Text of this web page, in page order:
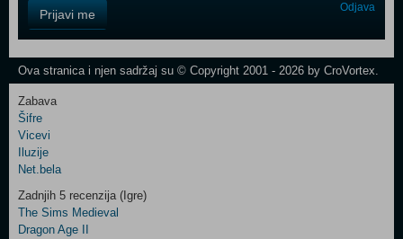
Field
One
Newsletter
Control
Field
Two
Newsletter
Prijavi me Odjava
Ova stranica i njen sadržaj su © Copyright 2001 - 2026 by CroVortex.
Zabava
Šifre
Vicevi
Iluzije
Net.bela
Zadnjih 5 recenzija (Igre)
The Sims Medieval
Dragon Age II